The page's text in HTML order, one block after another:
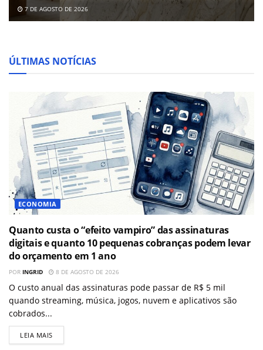
7 DE AGOSTO DE 2026
ÚLTIMAS NOTÍCIAS
ECONOMIA
Quanto custa o “efeito vampiro” das assinaturas
digitais e quanto 10 pequenas cobranças podem levar
do orçamento em 1 ano
POR INGRID 8 DE AGOSTO DE 2026
O custo anual das assinaturas pode passar de R$ 5 mil
quando streaming, música, jogos, nuvem e aplicativos são
cobrados...
LEIA MAIS